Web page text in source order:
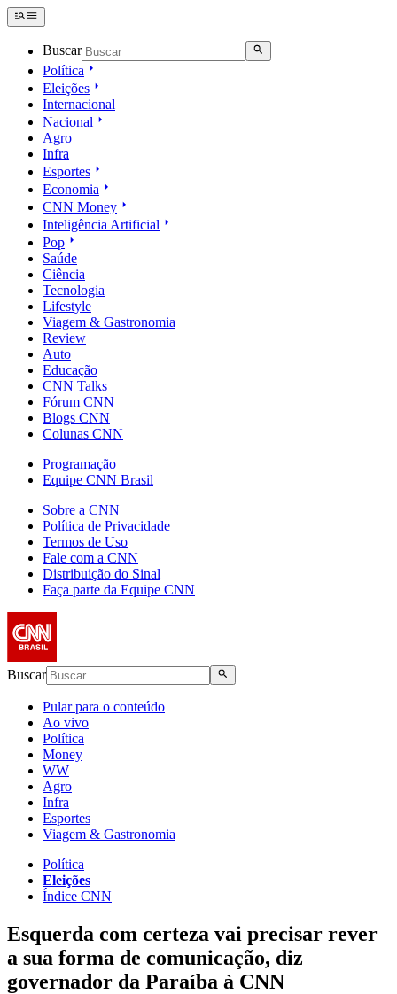
Buscar
Política
Eleições
Internacional
Nacional
Agro
Infra
Esportes
Economia
CNN Money
Inteligência Artificial
Pop
Saúde
Ciência
Tecnologia
Lifestyle
Viagem & Gastronomia
Review
Auto
Educação
CNN Talks
Fórum CNN
Blogs CNN
Colunas CNN
Programação
Equipe CNN Brasil
Sobre a CNN
Política de Privacidade
Termos de Uso
Fale com a CNN
Distribuição do Sinal
Faça parte da Equipe CNN
Buscar
Pular para o conteúdo
Ao vivo
Política
Money
WW
Agro
Infra
Esportes
Viagem & Gastronomia
Política
Eleições
Índice CNN
Esquerda com certeza vai precisar rever
a sua forma de comunicação, diz
governador da Paraíba à CNN